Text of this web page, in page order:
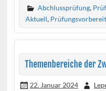
Abchlussprüfung,
Aktuell,
Themenbereiche der
22. Januar 2024